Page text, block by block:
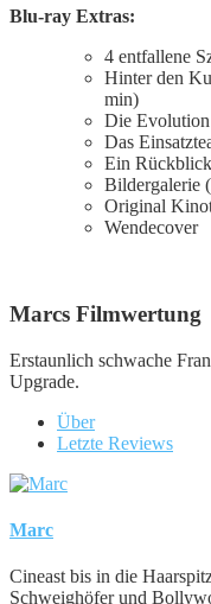
Blu-ray Extras:
4 entfallene
Hinter den
min)
Die Evolution
Das
Ein
Bildergalerie
Original
Wendecover
Marcs Filmwertung
Erstaunlich schwache
Upgrade.
Über
Letzte Reviews
Marc
Cineast bis in die
Schweighöfer und